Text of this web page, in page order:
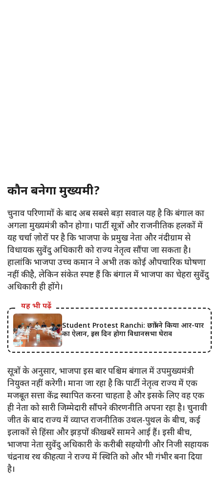
कौन बनेगा मुख्यमंत्री?
चुनाव परिणामों के बाद अब सबसे बड़ा सवाल यह है कि बंगाल का
अगला मुख्यमंत्री कौन होगा। पार्टी सूत्रों और राजनीतिक हलकों में
यह चर्चा ज़ोरों पर है कि भाजपा के प्रमुख नेता और नंदीग्राम से
विधायक सुवेंदु अधिकारी को राज्य नेतृत्व सौंपा जा सकता है।
हालांकि भाजपा उच्च कमान ने अभी तक कोई औपचारिक घोषणा
नहीं की है, लेकिन संकेत स्पष्ट हैं कि बंगाल में भाजपा का चेहरा सुवेंदु
अधिकारी ही होंगे।
यह भी पढ़ें
Student Protest Ranchi: छात्रों ने किया आर-पार
का ऐलान, इस दिन होगा विधानसभा घेराव
सूत्रों के अनुसार, भाजपा इस बार पश्चिम बंगाल में उपमुख्यमंत्री
नियुक्त नहीं करेगी। माना जा रहा है कि पार्टी नेतृत्व राज्य में एक
मजबूत सत्ता केंद्र स्थापित करना चाहता है और इसके लिए वह एक
ही नेता को सारी जिम्मेदारी सौंपने की रणनीति अपना रहा है। चुनावी
जीत के बाद राज्य में व्याप्त राजनीतिक उथल-पुथल के बीच, कई
इलाकों से हिंसा और झड़पों की खबरें सामने आई हैं। इसी बीच,
भाजपा नेता सुवेंदु अधिकारी के करीबी सहयोगी और निजी सहायक
चंद्रनाथ रथ की हत्या ने राज्य में स्थिति को और भी गंभीर बना दिया
है।